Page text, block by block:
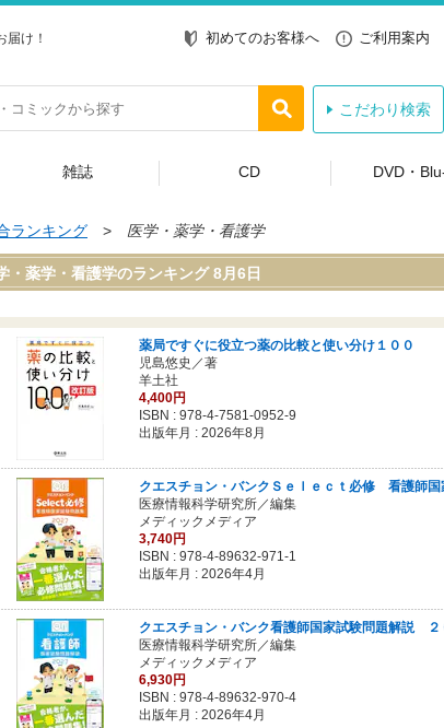
け！ 初めてのお客様へ ご利用案内
こだわり検索
雑誌 CD DVD・
ランキング > 医学・薬学・看護学
・薬学・看護学のランキング 8月6日
薬局ですぐに役立つ薬の比較と使い分け１００
児島悠史／著
羊土社
4,400円
ISBN : 978-4-7581-0952-9
出版年月 : 2026年8月
クエスチョン・バンクＳｅｌｅｃｔ必修 看護師
医療情報科学研究所／編集
メディックメディア
3,740円
ISBN : 978-4-89632-971-1
出版年月 : 2026年4月
クエスチョン・バンク看護師国家試験問題解説 ２
医療情報科学研究所／編集
メディックメディア
6,930円
ISBN : 978-4-89632-970-4
出版年月 : 2026年4月